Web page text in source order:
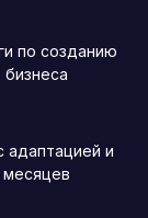
по созданию
адаптацией и
месяцев